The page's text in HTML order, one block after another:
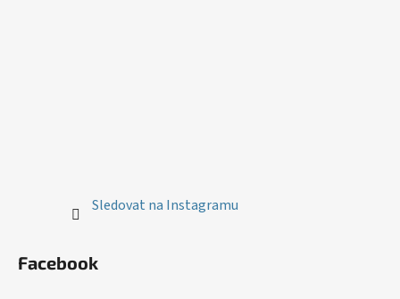
Sledovat na Instagramu
Facebook